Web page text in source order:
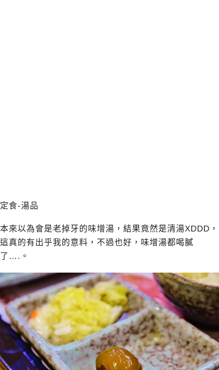
定食-湯品
本來以為會是老掉牙的味增湯，結果竟然是清湯XDDD，
這真的有出乎我的意料，不過也好，味增湯都喝膩
了….。